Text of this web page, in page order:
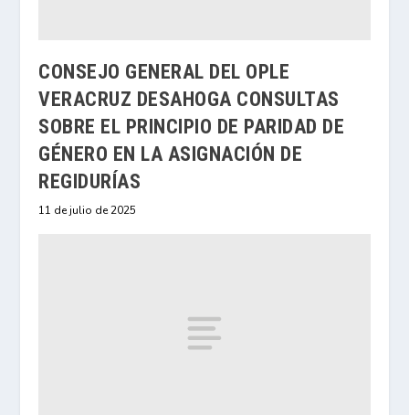
CONSEJO GENERAL DEL OPLE
VERACRUZ DESAHOGA CONSULTAS
SOBRE EL PRINCIPIO DE PARIDAD DE
GÉNERO EN LA ASIGNACIÓN DE
REGIDURÍAS
11 de julio de 2025